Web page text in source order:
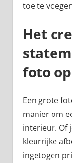
toe te
Het
foto
Een grote
manier om
interieur. Of
kleurrijke
ingetogen